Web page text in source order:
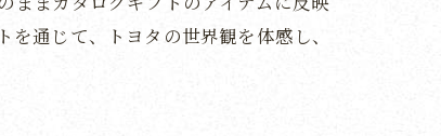
通じて、トヨタの世界観を体感し、